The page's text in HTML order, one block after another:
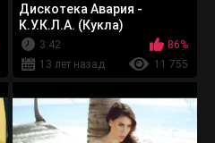
Дискотека Авария -
К.У.К.Л.А. (Кукла)
3:42
86%
13 лет назад
11 755